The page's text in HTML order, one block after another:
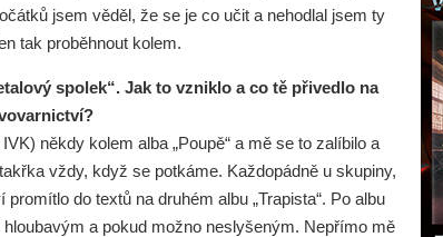
jsem věděl, že se je co učit a nehodlal jsem ty
tak proběhnout kolem.
spolek“. Jak to vzniklo a co tě přivedlo na
někdy kolem alba „Poupě“ a mě se to zalíbilo a
vždy, když se potkáme. Každopádně u skupiny,
do textů na druhém albu „Trapista“. Po albu
a pokud možno neslyšeným. Nepřímo mě